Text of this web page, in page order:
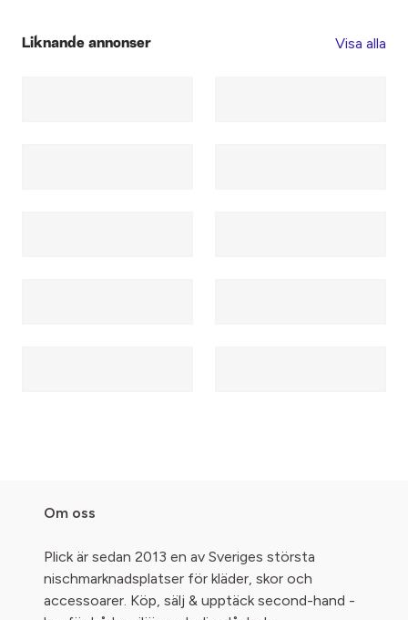
Liknande annonser Visa alla
Om oss
Plick är sedan 2013 en av Sveriges största
nischmarknadsplatser för kläder, skor och
accessoarer. Köp, sälj & upptäck second-hand -